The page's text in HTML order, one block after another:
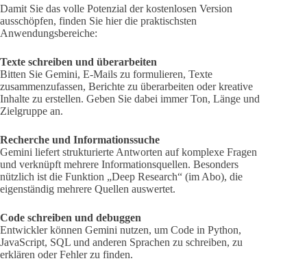
Damit Sie das volle Potenzial der kostenlosen Version
ausschöpfen, finden Sie hier die praktischsten
Anwendungsbereiche:
Texte schreiben und überarbeiten
Bitten Sie Gemini, E-Mails zu formulieren, Texte
zusammenzufassen, Berichte zu überarbeiten oder kreative
Inhalte zu erstellen. Geben Sie dabei immer Ton, Länge und
Zielgruppe an.
Recherche und Informationssuche
Gemini liefert strukturierte Antworten auf komplexe Fragen
und verknüpft mehrere Informationsquellen. Besonders
nützlich ist die Funktion „Deep Research“ (im Abo), die
eigenständig mehrere Quellen auswertet.
Code schreiben und debuggen
Entwickler können Gemini nutzen, um Code in Python,
JavaScript, SQL und anderen Sprachen zu schreiben, zu
erklären oder Fehler zu finden.